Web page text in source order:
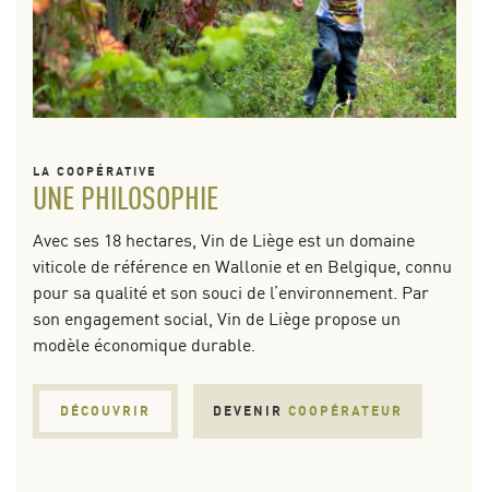
LA COOPÉRATIVE
UNE PHILOSOPHIE
Avec ses 18 hectares, Vin de Liège est un domaine
viticole de référence en Wallonie et en Belgique, connu
pour sa qualité et son souci de l’environnement. Par
son engagement social, Vin de Liège propose un
modèle économique durable.
DÉCOUVRIR DEVENIR COOPÉRATEUR